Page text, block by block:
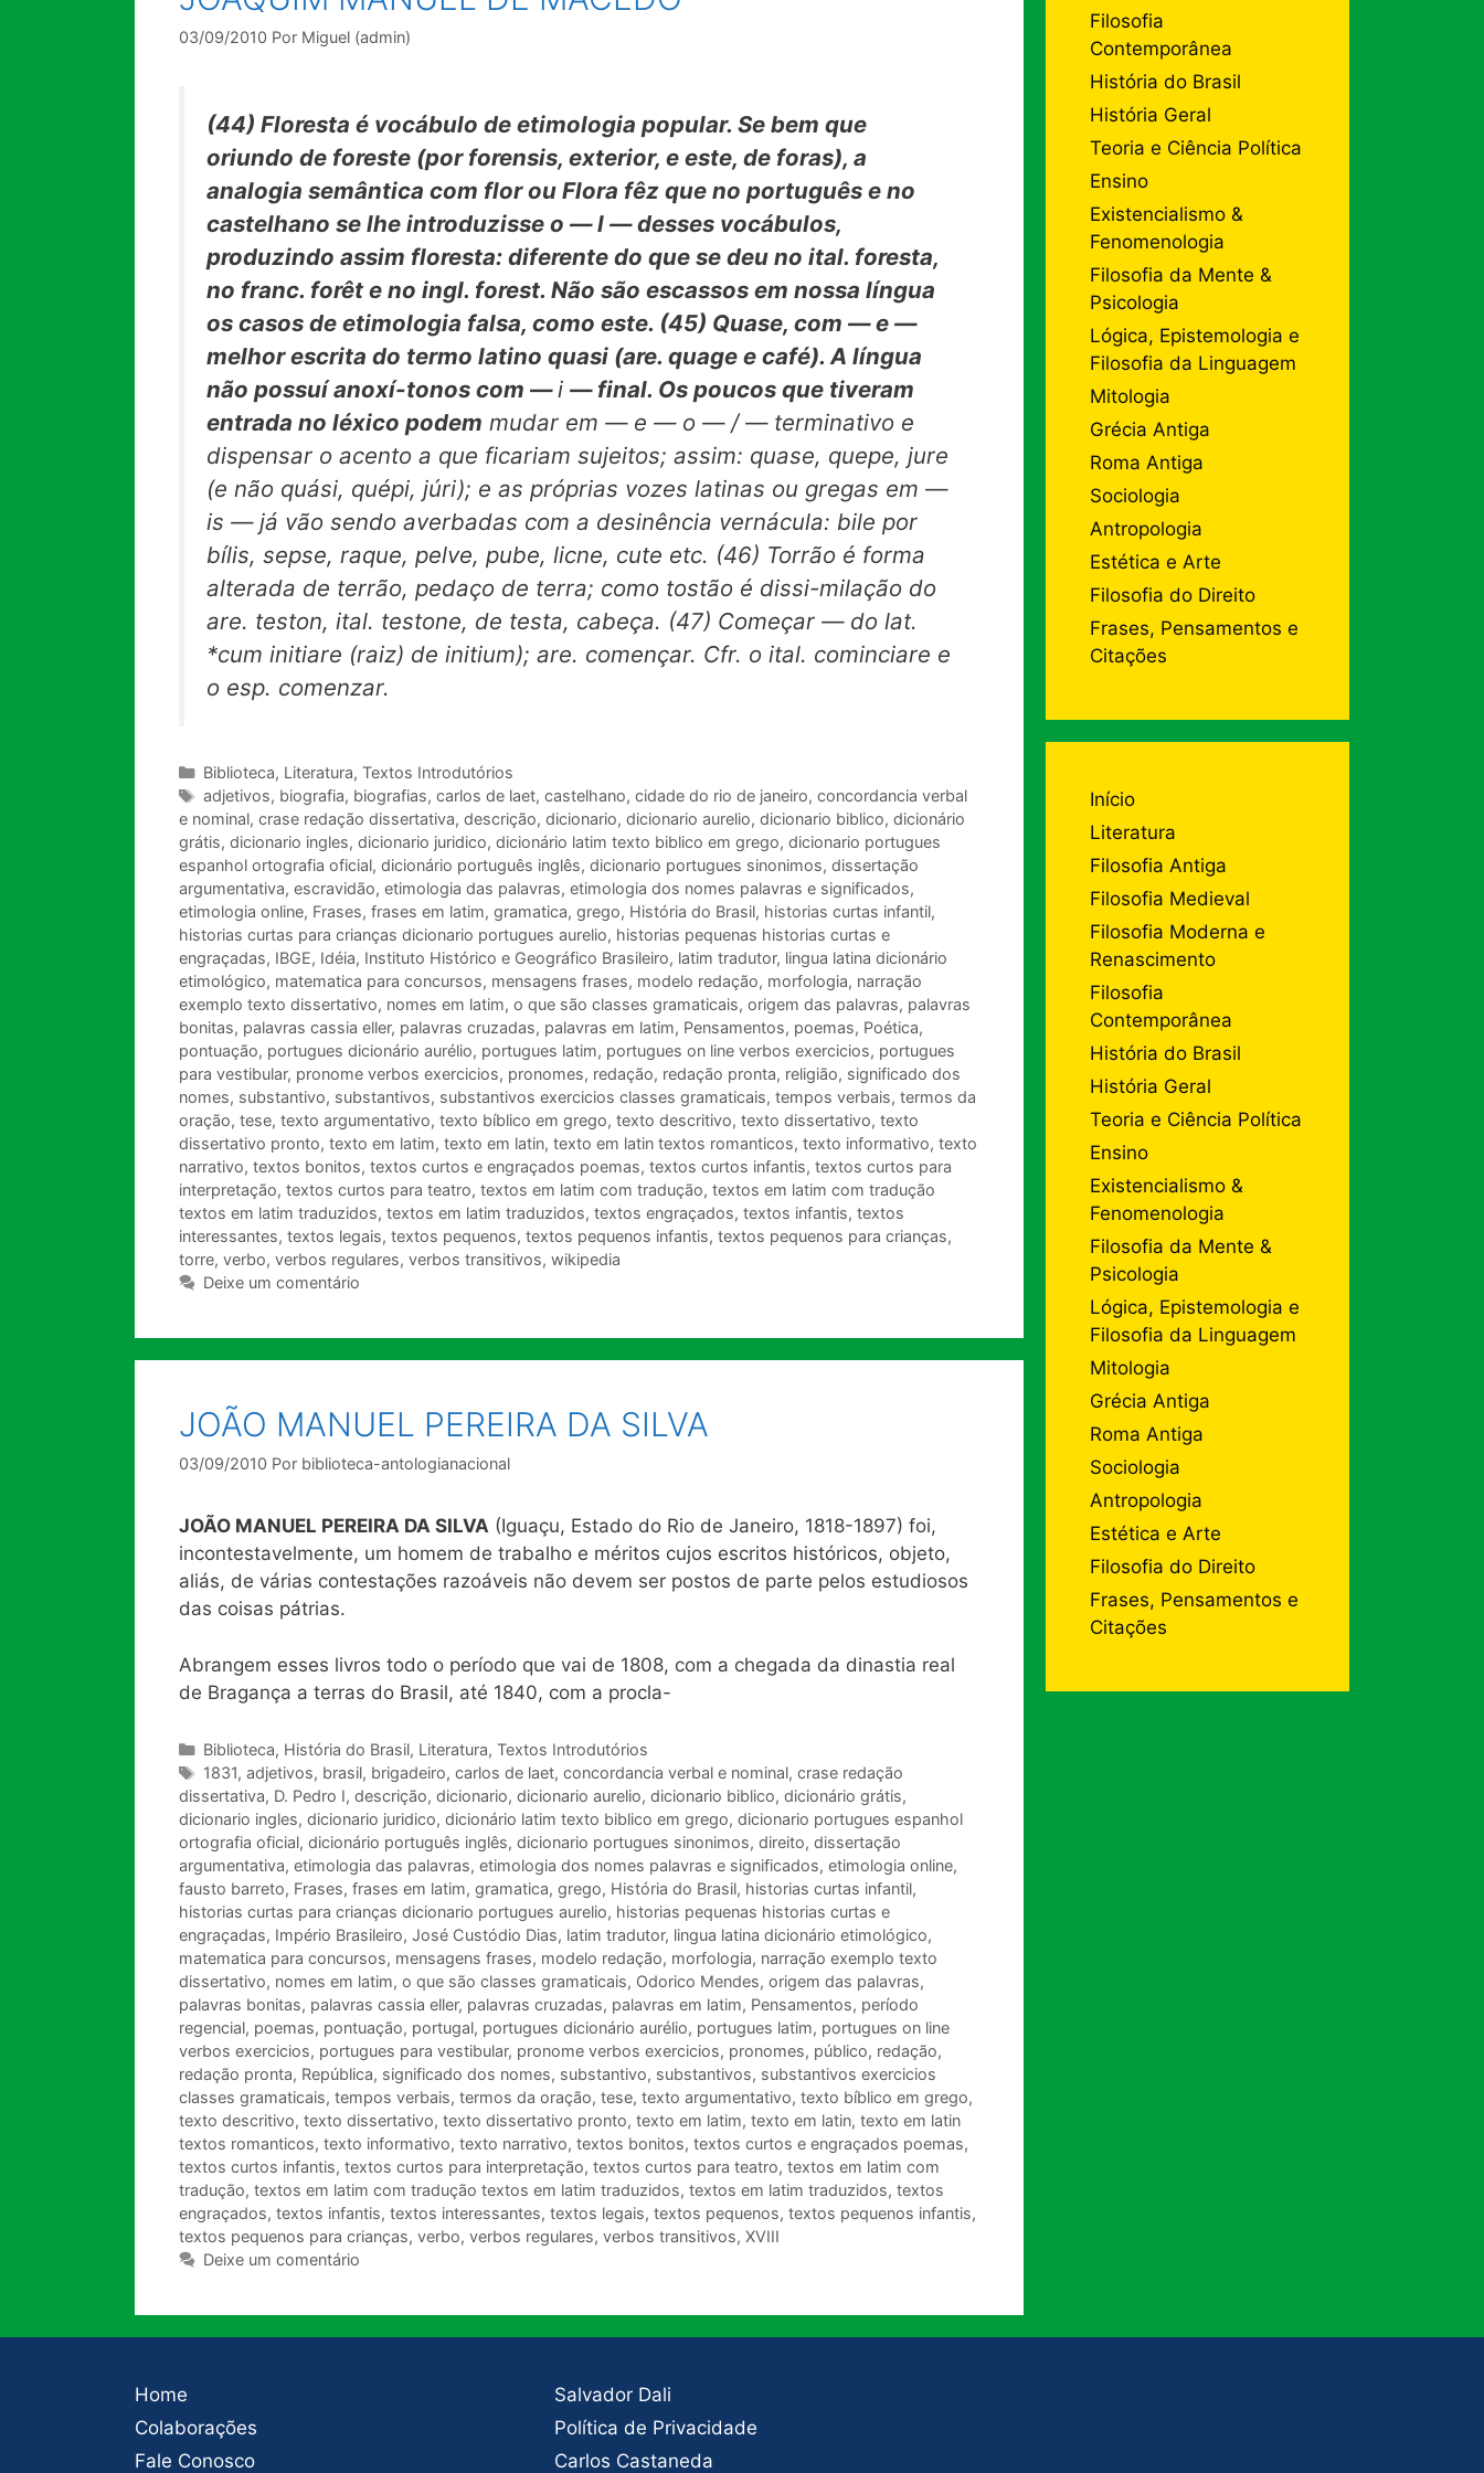
03/09/2010 Por Miguel (admin)
(44) Floresta é vocábulo de etimologia popular. Se bem que
oriundo de foreste (por forensis, exterior, e este, de foras), a
analogia semântica com florou Flora fêz que no português e no
castelhano se lhe introduzisse o —l —desses vocábulos,
produzindo assim floresta: diferente do que se deu no ital. foresta,
no franc. forêt e no ingl. forest. Não são escassos em nossa língua
os casos de etimologia falsa, como este. (45) Quase, com — e —
melhor escrita do termo latino quasi (are. quage e café).A língua
não possuí anoxí-tonos com —i — final. Os poucos que tiveram
entrada no léxico podem mudar em — e — o — / — terminativo e
dispensar o acento a que ficariam sujeitos; assim: quase, quepe, jure
(e não quási, quépi, júri); e as próprias vozes latinas ou gregas em —
is — já vão sendo averbadas com a desinência vernácula: bile por
bílis, sepse, raque, pelve, pube, licne, cute etc. (46) Torrão é forma
alterada de terrão, pedaço de terra; como tostão é dissi-milação do
are. teston, ital. testone, de testa, cabeça. (47) Começar — do lat.
*cum initiare (raiz) de initium); are. començar. Cfr. o ital. cominciare e
o esp. comenzar.
Categorias
Biblioteca, Literatura, Textos Introdutórios
Tags
adjetivos, biografia, biografias, carlos de laet, castelhano, cidade do rio de janeiro, concordancia verbal
e nominal, crase redação dissertativa, descrição, dicionario, dicionario aurelio, dicionario biblico, dicionário
grátis, dicionario ingles, dicionario juridico, dicionário latim texto biblico em grego, dicionario portugues
espanhol ortografia oficial, dicionário português inglês, dicionario portugues sinonimos, dissertação
argumentativa, escravidão, etimologia das palavras, etimologia dos nomes palavras e significados,
etimologia online, Frases, frases em latim, gramatica, grego, História do Brasil, historias curtas infantil,
historias curtas para crianças dicionario portugues aurelio, historias pequenas historias curtas e
engraçadas, IBGE, Idéia, Instituto Histórico e Geográfico Brasileiro, latim tradutor, lingua latina dicionário
etimológico, matematica para concursos, mensagens frases, modelo redação, morfologia, narração
exemplo texto dissertativo, nomes em latim, o que são classes gramaticais, origem das palavras, palavras
bonitas, palavras cassia eller, palavras cruzadas, palavras em latim, Pensamentos, poemas, Poética,
pontuação, portugues dicionário aurélio, portugues latim, portugues on line verbos exercicios, portugues
para vestibular, pronome verbos exercicios, pronomes, redação, redação pronta, religião, significado dos
nomes, substantivo, substantivos, substantivos exercicios classes gramaticais, tempos verbais, termos da
oração, tese, texto argumentativo, texto bíblico em grego, texto descritivo, texto dissertativo, texto
dissertativo pronto, texto em latim, texto em latin, texto em latin textos romanticos, texto informativo, texto
narrativo, textos bonitos, textos curtos e engraçados poemas, textos curtos infantis, textos curtos para
interpretação, textos curtos para teatro, textos em latim com tradução, textos em latim com tradução
textos em latim traduzidos, textos em latim traduzidos, textos engraçados, textos infantis, textos
interessantes, textos legais, textos pequenos, textos pequenos infantis, textos pequenos para crianças,
torre, verbo, verbos regulares, verbos transitivos, wikipedia
Deixe um comentário
JOÃO MANUEL PEREIRA DA SILVA
03/09/2010 Por biblioteca-antologianacional
JOÃO MANUEL PEREIRA DA SILVA (Iguaçu, Estado do Rio de Janeiro, 1818-1897) foi,
incontestavelmente, um homem de trabalho e méritos cujos escritos históricos, objeto,
aliás, de várias contestações razoáveis não devem ser postos de parte pelos estudiosos
das coisas pátrias.
Abrangem esses livros todo o período que vai de 1808, com a chegada da dinastia real
de Bragança a terras do Brasil, até 1840, com a procla-
Categorias
Biblioteca, História do Brasil, Literatura, Textos Introdutórios
Tags
1831, adjetivos, brasil, brigadeiro, carlos de laet, concordancia verbal e nominal, crase redação
dissertativa, D. Pedro I, descrição, dicionario, dicionario aurelio, dicionario biblico, dicionário grátis,
dicionario ingles, dicionario juridico, dicionário latim texto biblico em grego, dicionario portugues espanhol
ortografia oficial, dicionário português inglês, dicionario portugues sinonimos, direito, dissertação
argumentativa, etimologia das palavras, etimologia dos nomes palavras e significados, etimologia online,
fausto barreto, Frases, frases em latim, gramatica, grego, História do Brasil, historias curtas infantil,
historias curtas para crianças dicionario portugues aurelio, historias pequenas historias curtas e
engraçadas, Império Brasileiro, José Custódio Dias, latim tradutor, lingua latina dicionário etimológico,
matematica para concursos, mensagens frases, modelo redação, morfologia, narração exemplo texto
dissertativo, nomes em latim, o que são classes gramaticais, Odorico Mendes, origem das palavras,
palavras bonitas, palavras cassia eller, palavras cruzadas, palavras em latim, Pensamentos, período
regencial, poemas, pontuação, portugal, portugues dicionário aurélio, portugues latim, portugues on line
verbos exercicios, portugues para vestibular, pronome verbos exercicios, pronomes, público, redação,
redação pronta, República, significado dos nomes, substantivo, substantivos, substantivos exercicios
classes gramaticais, tempos verbais, termos da oração, tese, texto argumentativo, texto bíblico em grego,
texto descritivo, texto dissertativo, texto dissertativo pronto, texto em latim, texto em latin, texto em latin
textos romanticos, texto informativo, texto narrativo, textos bonitos, textos curtos e engraçados poemas,
textos curtos infantis, textos curtos para interpretação, textos curtos para teatro, textos em latim com
tradução, textos em latim com tradução textos em latim traduzidos, textos em latim traduzidos, textos
engraçados, textos infantis, textos interessantes, textos legais, textos pequenos, textos pequenos infantis,
textos pequenos para crianças, verbo, verbos regulares, verbos transitivos, XVIII
Deixe um comentário
Filosofia
Contemporânea
História do Brasil
História Geral
Teoria e Ciência Política
Ensino
Existencialismo &
Fenomenologia
Filosofia da Mente &
Psicologia
Lógica, Epistemologia e
Filosofia da Linguagem
Mitologia
Grécia Antiga
Roma Antiga
Sociologia
Antropologia
Estética e Arte
Filosofia do Direito
Frases, Pensamentos e
Citações
Início
Literatura
Filosofia Antiga
Filosofia Medieval
Filosofia Moderna e
Renascimento
Filosofia
Contemporânea
História do Brasil
História Geral
Teoria e Ciência Política
Ensino
Existencialismo &
Fenomenologia
Filosofia da Mente &
Psicologia
Lógica, Epistemologia e
Filosofia da Linguagem
Mitologia
Grécia Antiga
Roma Antiga
Sociologia
Antropologia
Estética e Arte
Filosofia do Direito
Frases, Pensamentos e
Citações
Home
Colaborações
Fale Conosco
Salvador Dali
Política de Privacidade
Carlos Castaneda